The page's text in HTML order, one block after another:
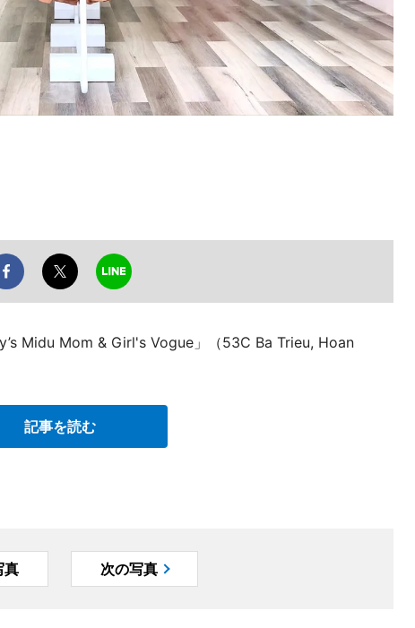
Midu Mom & Girl's Vogue」（53C Ba Trieu, Hoan
記事を読む
真 次の写真